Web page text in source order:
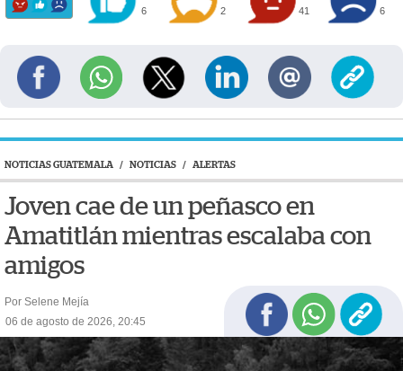
6 2 41 6
NOTICIAS GUATEMALA / NOTICIAS / ALERTAS
Joven cae de un peñasco en
Amatitlán mientras escalaba con
amigos
Por Selene Mejía
06 de agosto de 2026, 20:45